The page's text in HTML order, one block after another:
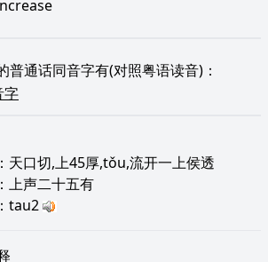
普通话同音字有(对照粤语读音)：
字
天口切,上45厚,tǒu,流开一上侯透
上声二十五有
tau2